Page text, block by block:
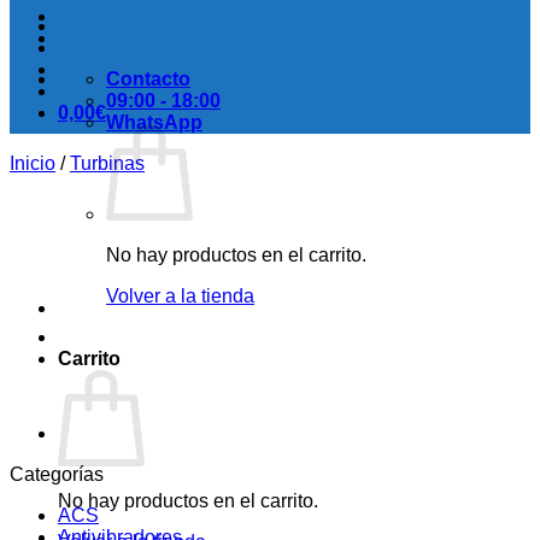
0,00€
No hay productos en el carrito.
Volver a la tienda
Carrito
No hay productos en el carrito.
Contacto
09:00 - 18:00
WhatsApp
Inicio / Turbinas
Categorías
ACS